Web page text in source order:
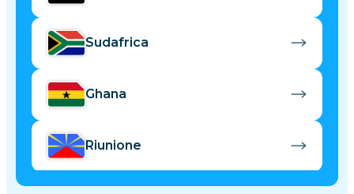
Sudafrica
Ghana
Riunione